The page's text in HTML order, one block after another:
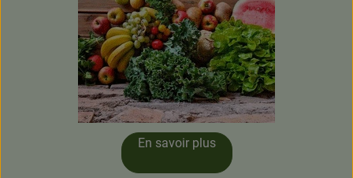
En savoir plus